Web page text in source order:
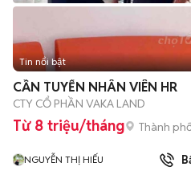
Tin nổi bật
CẦN TUYỂN NHÂN VIÊN HR
CTY CỔ PHẦN VAKA LAND
Từ 8 triệu/tháng Thành
NGUYỄN THỊ HIẾU